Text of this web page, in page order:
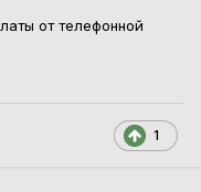
от телефонной
1